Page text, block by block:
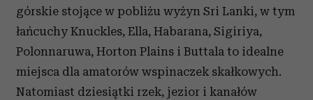
górskie stojące w pobliżu wyżyn Sri Lanki, w tym
łańcuchy Knuckles, Ella, Habarana, Sigiriya,
Polonnaruwa, Horton Plains i Buttala to idealne
miejsca dla amatorów wspinaczek skałkowych.
Natomiast dziesiątki rzek, jezior i kanałów